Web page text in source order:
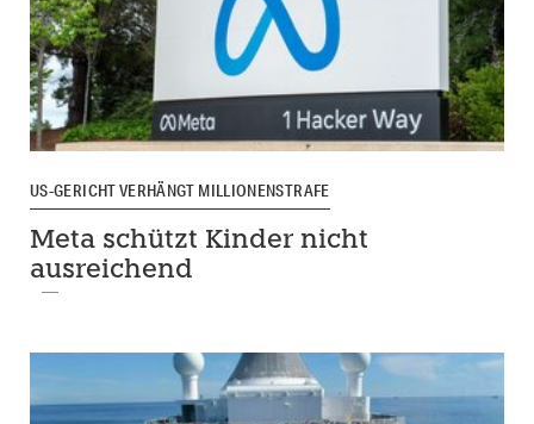
US-GERICHT VERHÄNGT MILLIONENSTRAFE
Meta schützt Kinder nicht
ausreichend